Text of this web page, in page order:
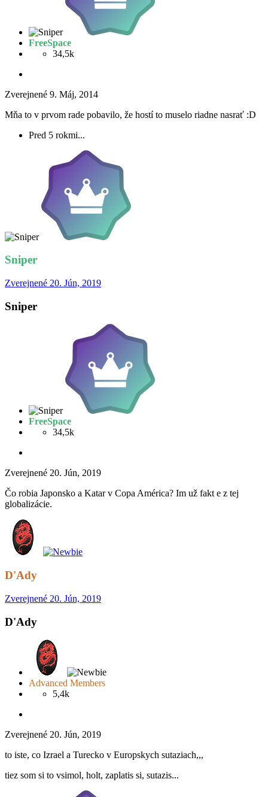
FreeSpace
34,5k
Zverejnené 9. Máj, 2014
Mňa to v prvom rade pobavilo, že hostí to muselo riadne nasrať :D
Pred 5 rokmi...
Sniper
Zverejnené 20. Jún, 2019
Sniper
FreeSpace
34,5k
Zverejnené 20. Jún, 2019
Čo robia Japonsko a Katar v Copa América? Im už fakt e z tej
globalizácie.
D'Ady
Zverejnené 20. Jún, 2019
D'Ady
Advanced Members
5,4k
Zverejnené 20. Jún, 2019
to iste, co Izrael a Turecko v Europskych sutaziach,,,
tiez som si to vsimol, holt, zaplatis si, sutazis...